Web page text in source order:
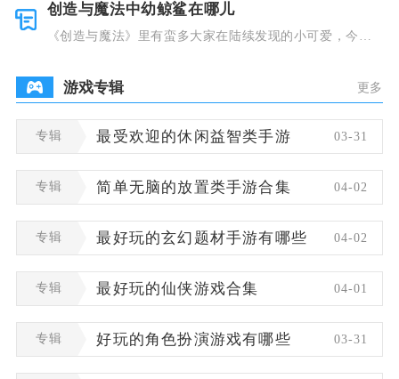
创造与魔法中幼鲸鲨在哪儿
《创造与魔法》里有蛮多大家在陆续发现的小可爱，今天
游戏专辑 更多
专辑 最受欢迎的休闲益智类手游 03-31
专辑 简单无脑的放置类手游合集 04-02
专辑 最好玩的玄幻题材手游有哪些 04-02
专辑 最好玩的仙侠游戏合集 04-01
专辑 好玩的角色扮演游戏有哪些 03-31